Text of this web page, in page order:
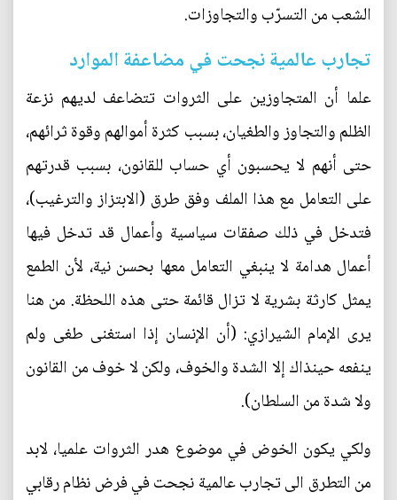
الشعب من التسرّب والتجاوزات.
تجارب عالمية نجحت في مضاعفة الموارد
علما أن المتجاوزين على الثروات تتضاعف لديهم نزعة
الظلم والتجاوز والطغيان، بسبب كثرة أموالهم وقوة ثرائهم،
حتى أنهم لا يحسبون أي حساب للقانون، بسبب قدرتهم
على التعامل مع هذا الملف وفق طرق (الابتزاز والترغيب)،
فتدخل في ذلك صفقات سياسية وأعمال قد تدخل فيها
أعمال هدامة لا ينبغي التعامل معها بحسن نية، لأن الطمع
يمثل كارثة بشرية لا تزال قائمة حتى هذه اللحظة. من هنا
يرى الإمام الشيرازي: (أن الإنسان إذا استغنى طغى ولم
ينفعه حينذاك إلا الشدة والخوف، ولكن لا خوف من القانون
ولا شدة من السلطان).
ولكي يكون الخوض في موضوع هدر الثروات علميا، لابد
من التطرق الى تجارب عالمية نجحت في فرض نظام رقابي